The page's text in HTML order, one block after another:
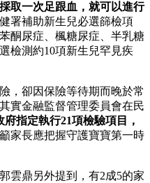
取一次足跟血，就可以進行
署補助新生兒必選篩檢項
酮尿症、楓糖尿症、半乳糖
檢測約10項新生兒罕見疾
，卻因保險等待期而晚於常
實金融監督管理委員會在民
指定執行21項檢驗項目，
籲家長應把握守護寶寶第一時
雲鼎另外提到，有2成5的家